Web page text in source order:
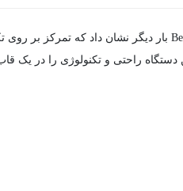
راحتی و تکنولوژی را در یک